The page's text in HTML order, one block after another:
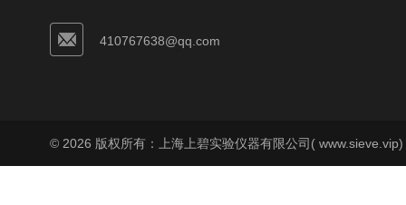
410767638@qq.com
© 2026 版权所有：上海上碧实验仪器有限公司(